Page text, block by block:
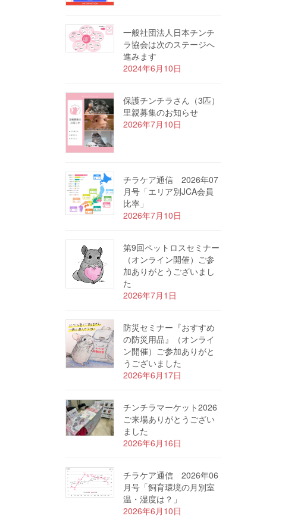
一般社団法人日本チンチ
ラ協会は次のステージへ
進みます
2024年6月10日
保護チンチラさん（3匹）
里親募集のお知らせ
2026年7月10日
チラケア通信 2026年07
月号「エリア別JCA会員
比率」
2026年7月10日
第9回ペットロスセミナー
（オンライン開催）ご参
加ありがとうございまし
た
2026年7月1日
防災セミナー『おすすめ
の防災用品』（オンライ
ン開催）ご参加ありがと
うございました
2026年6月17日
チンチラマーケット2026
ご来場ありがとうござい
ました
2026年6月16日
チラケア通信 2026年06
月号「飼育環境の月別室
温・湿度は？」
2026年6月10日